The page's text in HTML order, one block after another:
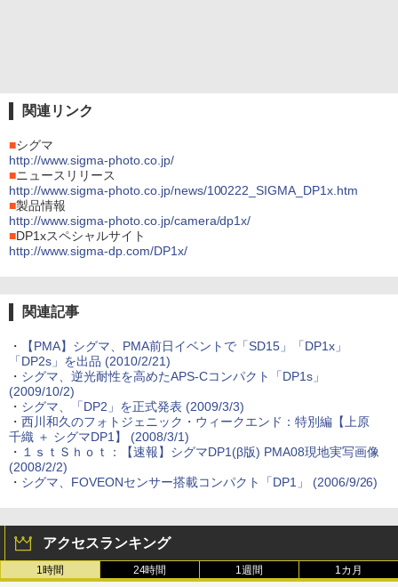
関連リンク
■シグマ
http://www.sigma-photo.co.jp/
■ニュースリリース
http://www.sigma-photo.co.jp/news/100222_SIGMA_DP1x.htm
■製品情報
http://www.sigma-photo.co.jp/camera/dp1x/
■DP1xスペシャルサイト
http://www.sigma-dp.com/DP1x/
関連記事
・
【PMA】シグマ、PMA前日イベントで「SD15」「DP1x」
「DP2s」を出品 (2010/2/21)
・ シグマ、逆光耐性を高めたAPS-Cコンパクト「DP1s」
(2009/10/2)
・ シグマ、「DP2」を正式発表 (2009/3/3)
・ 西川和久のフォトジェニック・ウィークエンド：特別編【上原
千織 ＋ シグマDP1】 (2008/3/1)
・ １ｓｔＳｈｏｔ：【速報】シグマDP1(β版) PMA08現地実写画像
(2008/2/2)
・ シグマ、FOVEONセンサー搭載コンパクト「DP1」 (2006/9/26)
アクセスランキング
1時間 24時間 1週間 1カ月